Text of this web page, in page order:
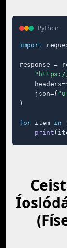
Python
import
response =
"https://
    json={
)
for item in
print